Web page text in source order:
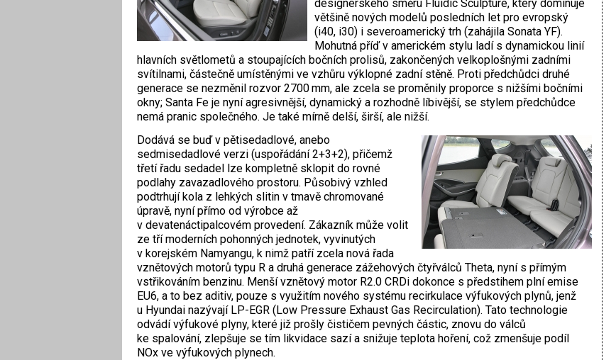
designerského směru Fluidic Sculpture, který dominuje
většině nových modelů posledních let pro evropský
(i40, i30) i severoamerický trh (zahájila Sonata YF).
Mohutná příď v americkém stylu ladí s dynamickou linií
hlavních světlometů a stoupajících bočních prolisů, zakončených velkoplošnými zadními
svítilnami, částečně umístěnými ve vzhůru výklopné zadní stěně. Proti předchůdci druhé
generace se nezměnil rozvor 2700 mm, ale zcela se proměnily proporce s nižšími boč­ními
okny; Santa Fe je nyní agresivnější, dynamický a rozhodně líbivější, se stylem předchůdce
nemá pranic společného. Je také mírně delší, širší, ale nižší.
Dodává se buď v pětisedadlové, anebo
sedmisedadlové verzi (uspořádání 2+3+2), přičemž
třetí řadu sedadel lze kompletně sklopit do rovné
podlahy zavazadlového prostoru. Působivý vzhled
podtrhují kola z lehkých slitin v tmavě chromované
úpravě, nyní přímo od výrobce až
v devatenáctipalcovém provedení. Zákazník může volit
ze tří moderních pohonných jednotek, vyvinutých
v korejském Namyangu, k nimž patří zcela nová řada
vznětových motorů typu R a druhá generace zážehových čtyřválců Theta, nyní s přímým
vstřikováním benzinu. Menší vznětový motor R2.0 CRDi dokonce s předstihem plní emise
EU6, a to bez aditiv, pouze s využitím no­vého systému recirkulace výfukových plynů, jenž
u Hyundai nazývají LP-EGR (Low ­Pressure Exhaust Gas Recirculation). Tato technologie
odvádí výfukové plyny, které již prošly čističem pevných částic, znovu do ­válců
ke spalování, zlepšuje se tím likvidace sazí a snižuje tep­lota hoření, což zmenšuje podíl
NOx ve výfukových plynech.